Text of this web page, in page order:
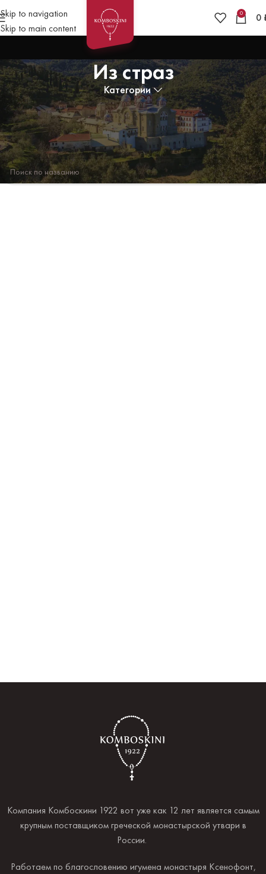
Skip to navigation
Skip to main content
0 0
Из страз
Категории
Главная»Браслеты» Из страз
Товаров, соответствующих вашему запросу, не обнаружено.
Компания Комбоскини 1922 вот уже как 12 лет является самым
крупным поставщиком греческой монастырской утвари в
России.
Работаем по благословению игумена монастыря Ксенофонт,